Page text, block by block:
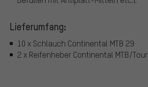
Lieferumfang:
10 x Schlauch Continental MTB 29
2 x Reifenheber Continental MTB/Tour